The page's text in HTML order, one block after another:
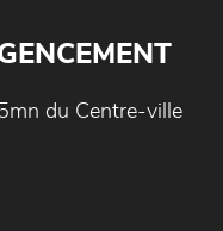
du Centre-ville